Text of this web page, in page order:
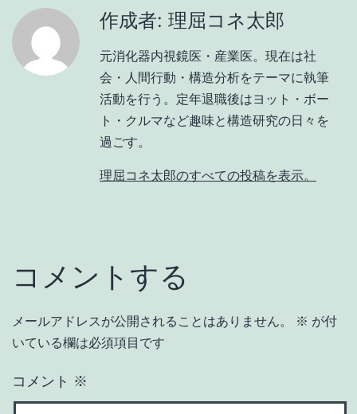
作成者: 理屈コネ太郎
元消化器内視鏡医・産業医。現在は社
会・人間行動・構造分析をテーマに執筆
活動を行う。定年退職後はヨット・ボー
ト・クルマなど趣味と構造研究の日々を
過ごす。
理屈コネ太郎のすべての投稿を表示。
コメントする
メールアドレスが公開されることはありません。 ※ が付
いている欄は必須項目です
コメント ※